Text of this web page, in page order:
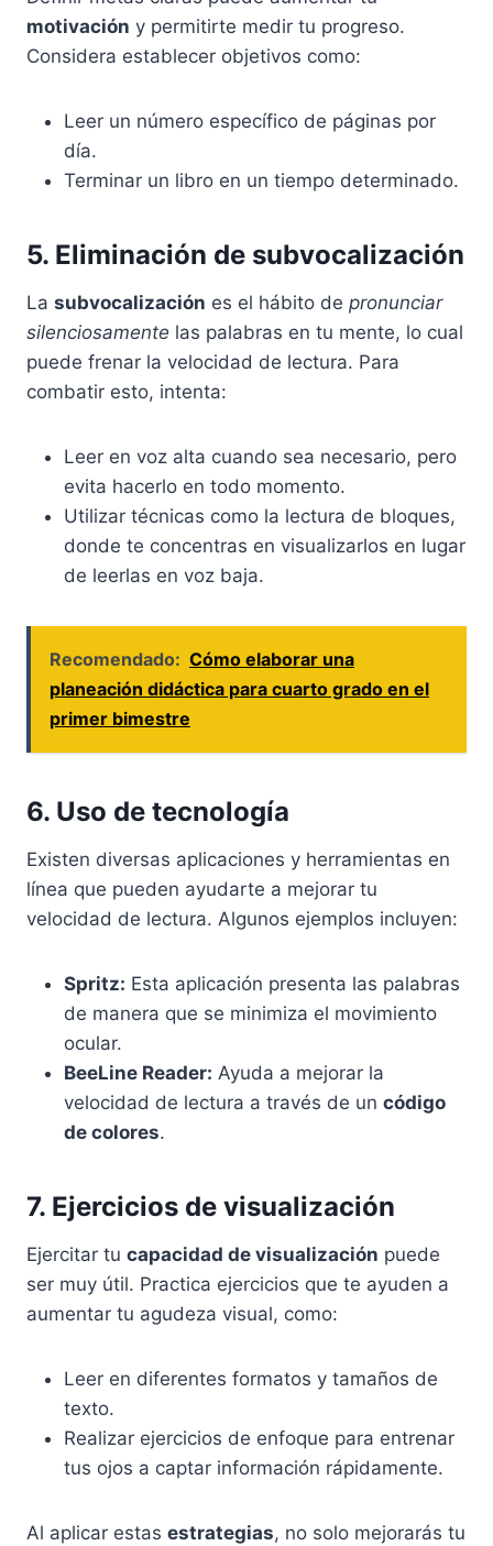
motivación y permitirte medir tu progreso.
Considera establecer objetivos como:
Leer un número específico de páginas por
día.
Terminar un libro en un tiempo determinado.
5. Eliminación de subvocalización
La subvocalización es el hábito de pronunciar
silenciosamente las palabras en tu mente, lo cual
puede frenar la velocidad de lectura. Para
combatir esto, intenta:
Leer en voz alta cuando sea necesario, pero
evita hacerlo en todo momento.
Utilizar técnicas como la lectura de bloques,
donde te concentras en visualizarlos en lugar
de leerlas en voz baja.
Recomendado: Cómo elaborar una
planeación didáctica para cuarto grado en el
primer bimestre
6. Uso de tecnología
Existen diversas aplicaciones y herramientas en
línea que pueden ayudarte a mejorar tu
velocidad de lectura. Algunos ejemplos incluyen:
Spritz: Esta aplicación presenta las palabras
de manera que se minimiza el movimiento
ocular.
BeeLine Reader: Ayuda a mejorar la
velocidad de lectura a través de un código
de colores.
7. Ejercicios de visualización
Ejercitar tu capacidad de visualización puede
ser muy útil. Practica ejercicios que te ayuden a
aumentar tu agudeza visual, como:
Leer en diferentes formatos y tamaños de
texto.
Realizar ejercicios de enfoque para entrenar
tus ojos a captar información rápidamente.
Al aplicar estas estrategias, no solo mejorarás tu